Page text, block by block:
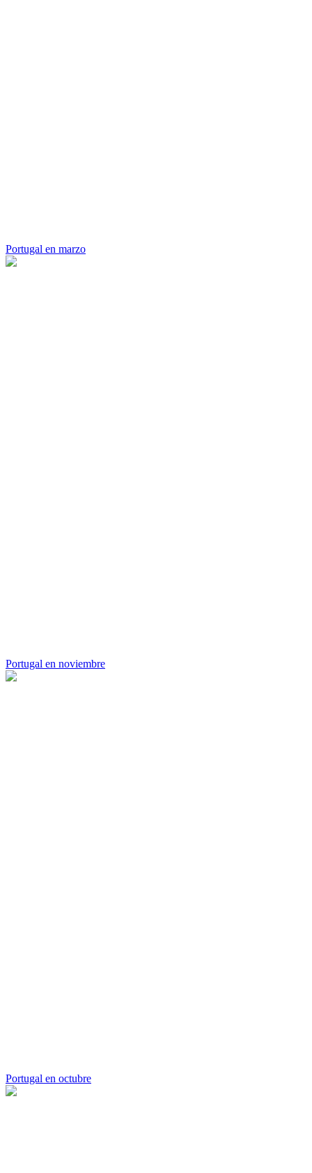
Portugal en marzo
Portugal en noviembre
Portugal en octubre